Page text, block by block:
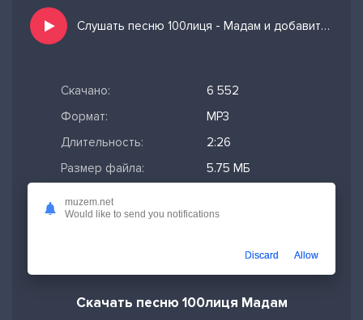
Слушать песню 100лиця - Мадам и добавить в избранных
Скачано:
6 552
Формат:
MP3
Длительность:
2:26
Размер файла:
5.75 МБ
Stereo
Скачать песню 100лиця Мадам
muzem.net
Would like to send you notifications
Discard Allow